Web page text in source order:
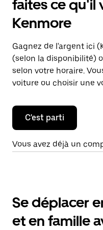
faites ce qu'il
Kenmore
Gagnez de l'argent ici
(selon la disponibilité)
selon votre horaire.
voiture ou choisir une
C'est parti
Vous avez déjà un
Se déplacer
et en famille